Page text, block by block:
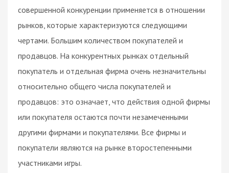
совершенной конкуренции применяется в отношении
рынков, которые характеризуются следующими
чертами. Большим количеством покупателей и
продавцов. На конкурентных рынках отдельный
покупатель и отдельная фирма очень незначительны
относительно общего числа покупателей и
продавцов: это означает, что действия одной фирмы
или покупателя остаются почти незамеченными
другими фирмами и покупателями. Все фирмы и
покупатели являются на рынке второстепенными
участниками игры.